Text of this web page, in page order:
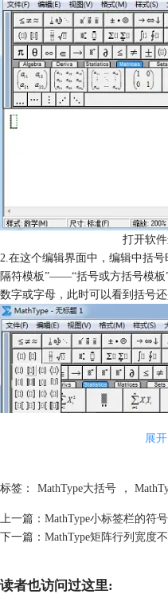
打开软
2.在这个编辑界面中，编辑中括
隔符模板”——“括号或方括号模板
数字或字母，此时可以看到括号还
使用“分隔符模板”——“括号
展
标签： MathType大括号 ，
上一篇： MathType小标签栏的符
下一篇： MathType矩阵行列宽度
读者也访问过这里: